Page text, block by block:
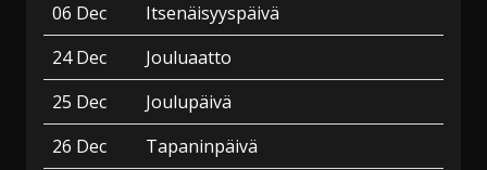
06 Dec
Itsenäisyyspäivä
24 Dec
Jouluaatto
25 Dec
Joulupäivä
26 Dec
Tapaninpäivä